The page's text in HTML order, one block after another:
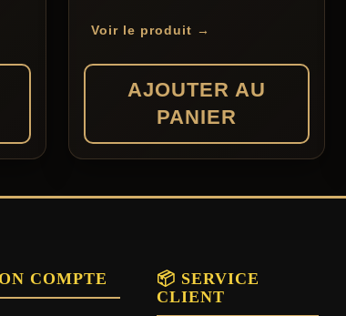
Voir le produit →
AJOUTER AU
PANIER
COMPTE
📦 SERVICE
CLIENT